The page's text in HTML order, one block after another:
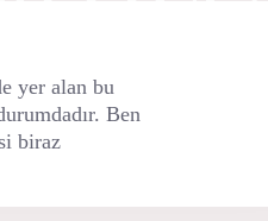
yer alan bu
Ben
biraz